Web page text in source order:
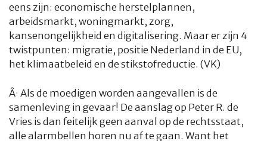
eens zijn: economische herstelplannen,
arbeidsmarkt, woningmarkt, zorg,
kansenongelijkheid en digitalisering. Maar er zijn 4
twistpunten: migratie, positie Nederland in de EU,
het klimaatbeleid en de stikstofreductie. (VK)
Â· Als de moedigen worden aangevallen is de
samenleving in gevaar! De aanslag op Peter R. de
Vries is dan feitelijk geen aanval op de rechtsstaat,
alle alarmbellen horen nu af te gaan. Want het